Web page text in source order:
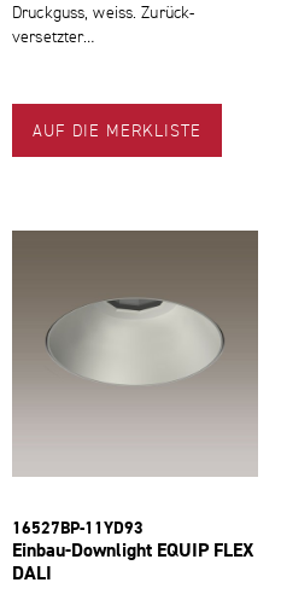
Druckguss, weiss. Zurück­
versetzter…
16527BP-​11YD93
Einbau-​Downlight EQUIP FLEX
DALI